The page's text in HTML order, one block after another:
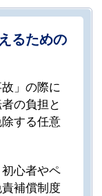
るための
」の際に
の負担と
する任意
心者やペ
補償制度